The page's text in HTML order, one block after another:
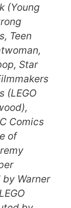
(Young
Teen
Star
(LEGO
Comics
of
by Warner